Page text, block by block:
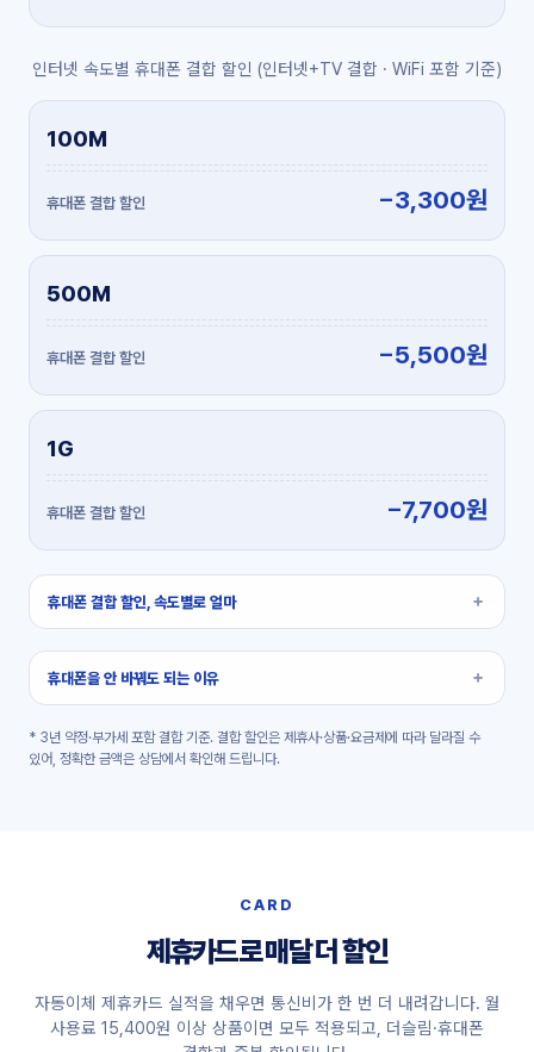
인터넷 속도별 휴대폰 결합 할인 (인터넷+TV 결합 · WiFi 포함 기준)
100M
−3,300원
500M
−5,500원
1G
−7,700원
휴대폰 결합 할인, 속도별로 얼마
휴대폰을 안 바꿔도 되는 이유
* 3년 약정·부가세 포함 결합 기준. 결합 할인은 제휴사·상품·요금제에 따라 달라질 수
있어, 정확한 금액은 상담에서 확인해 드립니다.
CARD
제휴카드로 매달 더 할인
자동이체 제휴카드 실적을 채우면 통신비가 한 번 더 내려갑니다. 월
사용료 15,400원 이상 상품이면 모두 적용되고, 더슬림·휴대폰